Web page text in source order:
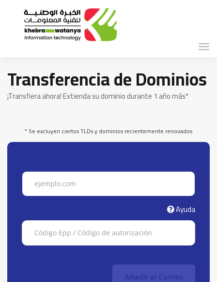
Transferencia de Dominios
¡Transfiera ahora! Extienda su dominio durante 1 año más*
Ayuda
Añadir al Carrito
* Se excluyen ciertos TLDs y dominios recientemente renovados